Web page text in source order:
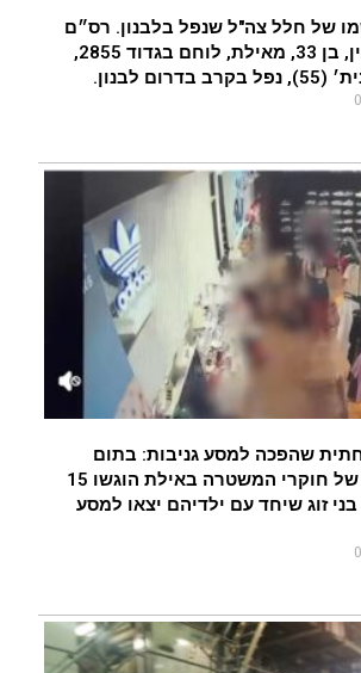
של חלל צה"ל שנפל בלבנון. רס״ם
(מיל׳) תמיר וקנין, בן 33, מאילת, לוחם בגדוד 2855,
לבנון.
שהפכה למסע גניבות: בתום
חקירה מאומצת של חוקרי המשטרה באילת הוגשו 15
זוג שיחד עם ילדיהם יצאו למסע